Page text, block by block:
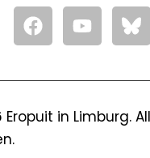
F
a
c
o
Y
o
u
b
in Limburg.